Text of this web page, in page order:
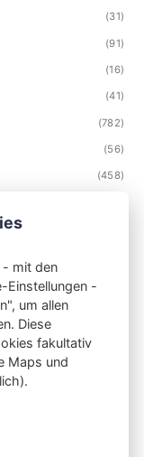
(31)
(91)
(16)
(41)
(782)
(56)
(458)
(iOSBN)
- mit den
Einstellungen -
um allen
Diese
fakultativ
Maps und